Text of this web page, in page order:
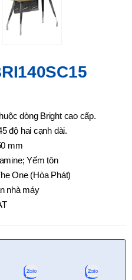
dòng Bright cao cấp.
độ hai cạnh dài.
mm
Yếm tôn
One (Hòa Phát)
nhà máy